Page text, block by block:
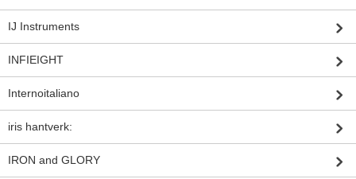
IJ Instruments
INFIEIGHT
Internoitaliano
iris hantverk:
IRON and GLORY